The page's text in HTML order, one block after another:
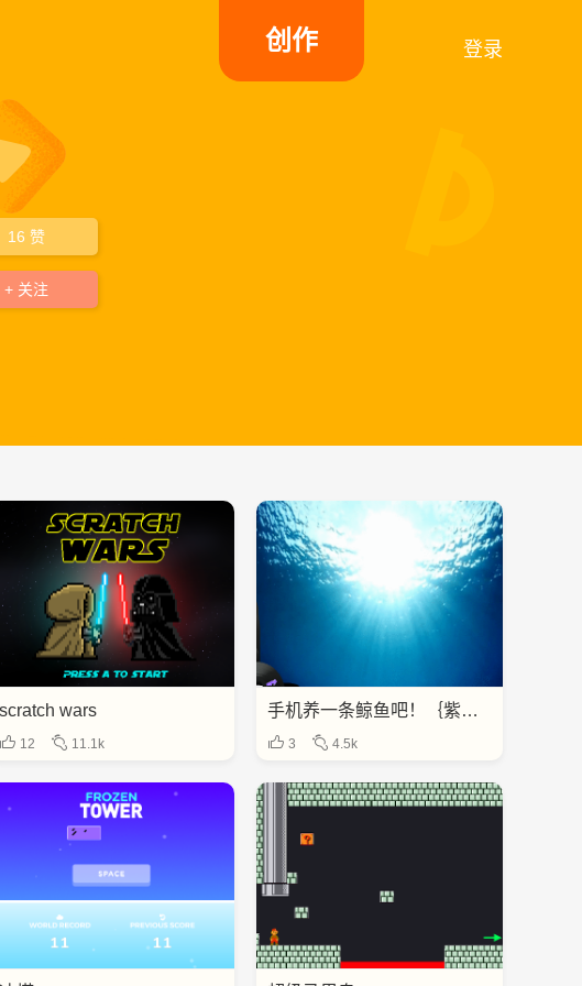
创作 登录
16 赞
+ 关注
scratch wars
12 11.1k
手机养一条鲸鱼吧！｛紫色眼睛｝
3 4.5k